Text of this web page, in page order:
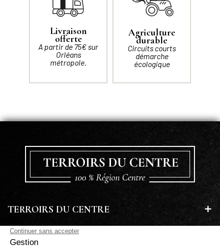
Livraison
offerte
A partir de 75€ sur
Orléans
métropole.
Agriculture
durable
Circuits courts
démarche
écologique
TERROIRS DU CENTRE
EN SAVOIR PLUS